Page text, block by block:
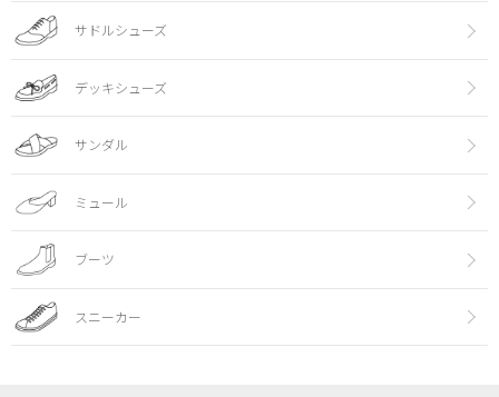
サドルシューズ
デッキシューズ
サンダル
ミュール
ブーツ
スニーカー